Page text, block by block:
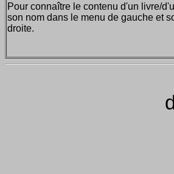
Pour connaître le contenu d'un livre/
son nom dans le menu de gauche et
droite.